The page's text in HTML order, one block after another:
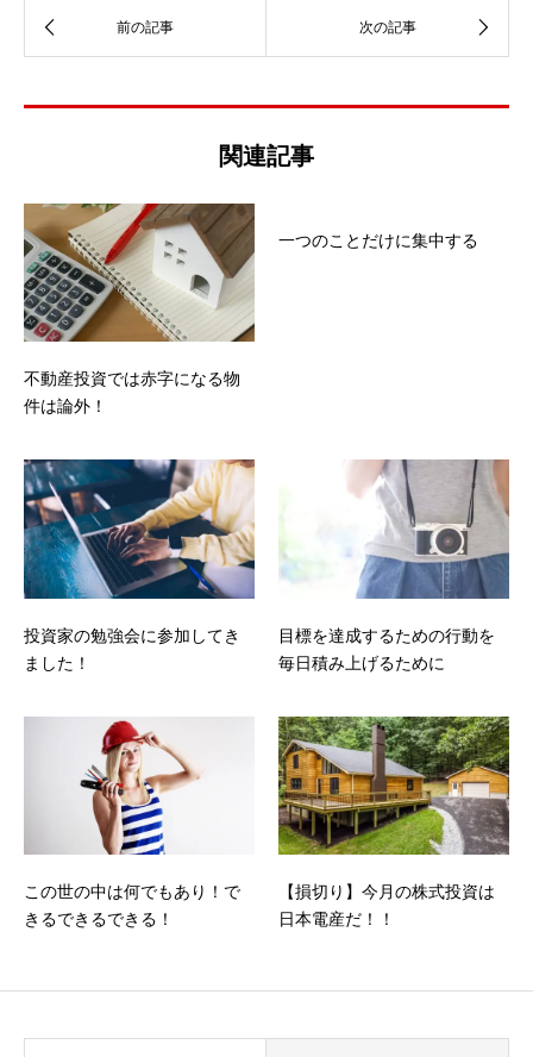
関連記事
不動産投資では赤字になる物
件は論外！
一つのことだけに集中する
投資家の勉強会に参加してき
ました！
目標を達成するための行動を
毎日積み上げるために
この世の中は何でもあり！で
きるできるできる！
【損切り】今月の株式投資は
日本電産だ！！